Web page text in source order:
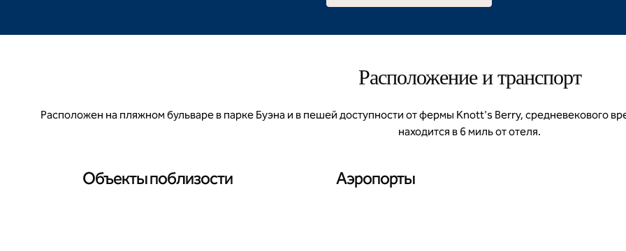
Расположение и транспорт
Расположен на пляжном бульваре в парке Буэна и в пешей доступности от фермы Knott's Berry, средневекового
находится в 6 миль от отеля.
Объекты поблизости Аэропорты